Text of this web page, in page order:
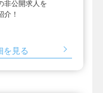
非公開求人を
介！
を見る